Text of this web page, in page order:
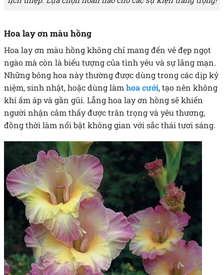
Hoa lay ơn màu hồng
Hoa lay ơn màu hồng không chỉ mang đến vẻ đẹp ngọt
ngào mà còn là biểu tượng của tình yêu và sự lãng mạn.
Những bông hoa này thường được dùng trong các dịp kỷ
niệm, sinh nhật, hoặc dùng làm hoa cưới, tạo nên không
khí ấm áp và gần gũi. Lẵng hoa lay ơn hồng sẽ khiến
người nhận cảm thấy được trân trọng và yêu thương,
đồng thời làm nổi bật không gian với sắc thái tươi sáng.